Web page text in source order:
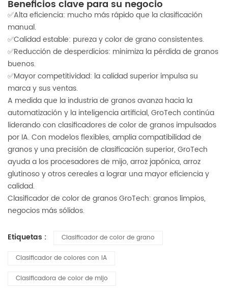
Beneficios clave para su negocio
✅Alta eficiencia: mucho más rápido que la clasificación
manual.
✅Calidad estable: pureza y color de grano consistentes.
✅Reducción de desperdicios: minimiza la pérdida de granos
buenos.
✅Mayor competitividad: la calidad superior impulsa su
marca y sus ventas.
A medida que la industria de granos avanza hacia la
automatización y la inteligencia artificial, GroTech continúa
liderando con clasificadores de color de granos impulsados
por IA. Con modelos flexibles, amplia compatibilidad de
granos y una precisión de clasificación superior, GroTech
ayuda a los procesadores de mijo, arroz japónica, arroz
glutinoso y otros cereales a lograr una mayor eficiencia y
calidad.
Clasificador de color de granos GroTech: granos limpios,
negocios más sólidos.
Etiquetas : Clasificador de color de grano
Clasificador de colores con IA
Clasificadora de color de mijo